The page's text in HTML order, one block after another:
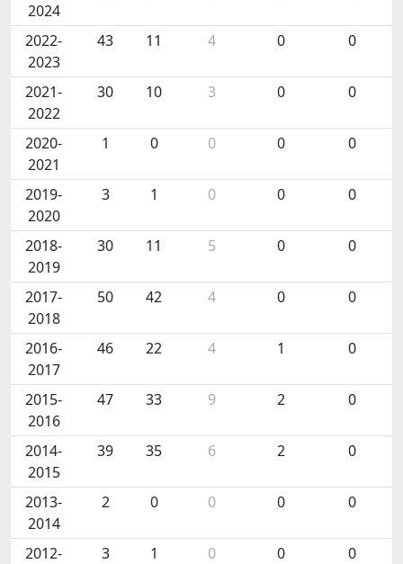
2024
2022-
2023
43 11 4 0 0
2021-
2022
30 10 3 0 0
2020-
2021
1 0 0 0 0
2019-
2020
3 1 0 0 0
2018-
2019
30 11 5 0 0
2017-
2018
50 42 4 0 0
2016-
2017
46 22 4 1 0
2015-
2016
47 33 9 2 0
2014-
2015
39 35 6 2 0
2013-
2014
2 0 0 0 0
2012-
3 1 0 0 0